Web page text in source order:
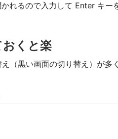
れるので入力して Enter キ
くと楽
（黒い画面の切り替え）が